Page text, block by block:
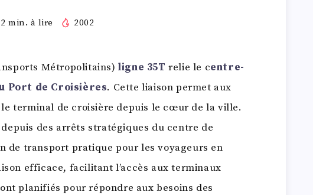
2 min. à lire 2002
Métropolitains)ligne 35Trelie le centre-
Port de Croisières. Cette liaison permet aux
terminal de croisière depuis le cœur de la ville.
des arrêts stratégiques du centre de
de transport pratique pour les voyageurs en
efficace, facilitant l’accès aux terminaux
planifiés pour répondre aux besoins des